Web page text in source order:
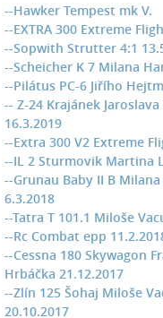
--Hawker Tempest mk V.
--EXTRA 300 Extreme
--Sopwith Strutter 4:1
--Scheicher K 7 Milana
--Pilátus PC-6 Jiřího
-- Z-24 Krajánek Jaroslava
16.3.2019
--Extra 300 V2 Extreme
--IL 2 Sturmovik Martina
--Grunau Baby II B
6.3.2018
--Tatra T 101.1 Miloše
--Rc Combat epp
--Cessna 180 Skywagon
Hrbáčka 21.12.2017
--Zlín 125 Šohaj Miloše
20.10.2017